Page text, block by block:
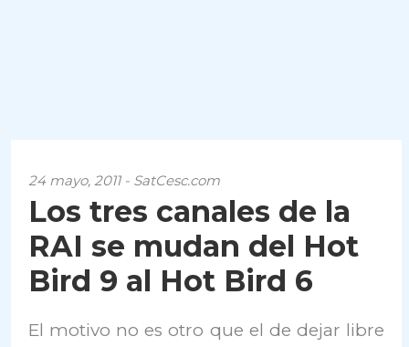
24 mayo, 2011 - SatCesc.com
Los tres canales de la
RAI se mudan del Hot
Bird 9 al Hot Bird 6
El motivo no es otro que el de dejar libre